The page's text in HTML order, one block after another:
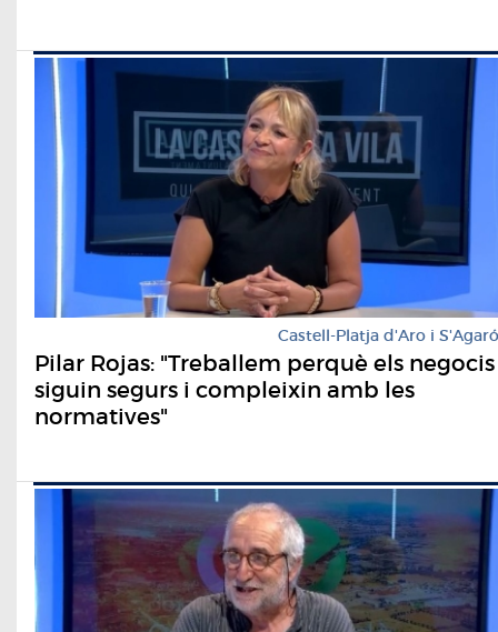
Castell-Platja d'Aro i S'Agaró
Pilar Rojas: "Treballem perquè els negocis
siguin segurs i compleixin amb les
normatives"